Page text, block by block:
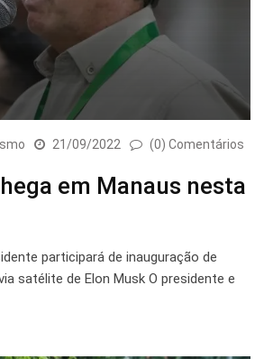
21/09/2022 (0) Comentários
em Manaus nesta
participará de inauguração de
satélite de Elon Musk O presidente e